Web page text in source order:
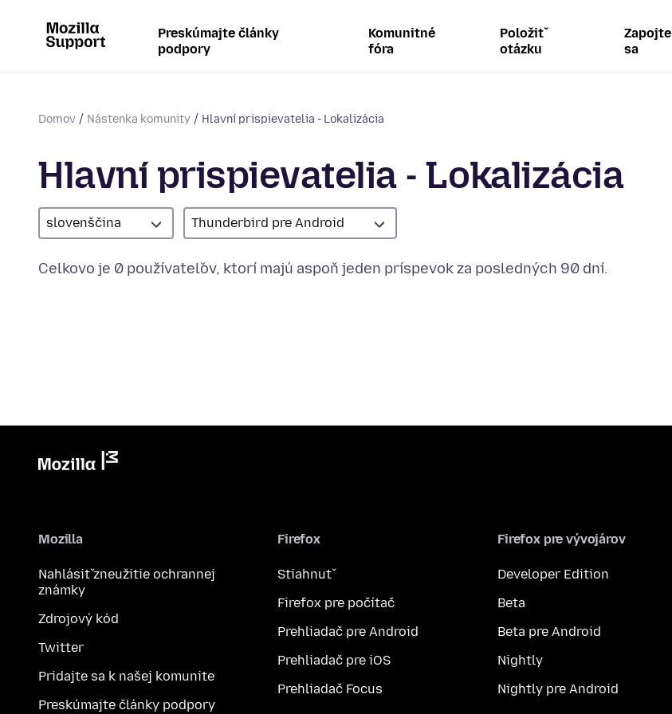
Preskúmajte články
podpory
Komunitné
fóra
Položiť
otázku
Zapojte
sa
Domov Nástenka komunity Hlavní prispievatelia - Lokalizácia
Hlavní prispievatelia - Lokalizácia
slovenščina Thunderbird pre Android
Celkovo je 0 používateľov, ktorí majú aspoň jeden príspevok za posledných 90 dní.
Mozilla
Nahlásiť zneužitie ochrannej
známky
Zdrojový kód
Twitter
Pridajte sa k našej komunite
Preskúmajte články podpory
Firefox
Stiahnuť
Firefox pre počítač
Prehliadač pre Android
Prehliadač pre iOS
Prehliadač Focus
Firefox pre vývojárov
Developer Edition
Beta
Beta pre Android
Nightly
Nightly pre Android